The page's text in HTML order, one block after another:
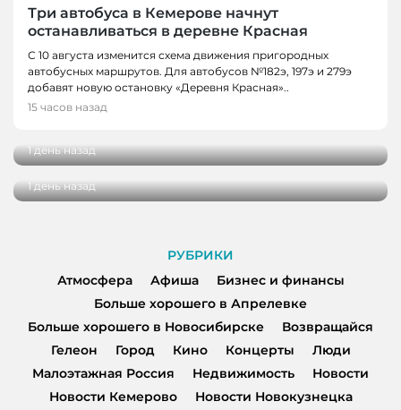
Три автобуса в Кемерове начнут
останавливаться в деревне Красная
С 10 августа изменится схема движения пригородных
автобусных маршрутов. Для автобусов №182э, 197э и 279э
добавят новую остановку «Деревня Красная»..
15 часов назад
НОВОСТИ
В Кузбассе наградили лучших тренеров,
1 день назад
НОВОСТИ, НОВОСТИ КЕМЕРОВО
годом
1 день назад
РУБРИКИ
Атмосфера
Афиша
Бизнес и финансы
Больше хорошего в Апрелевке
Больше хорошего в Новосибирске
Возвращайся
Гелеон
Город Кино Концерты
Люди
Малоэтажная Россия
Недвижимость
Новости
Новости Кемерово
Новости Новокузнецка